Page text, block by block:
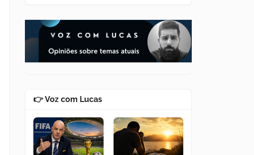
👉 Voz com Lucas